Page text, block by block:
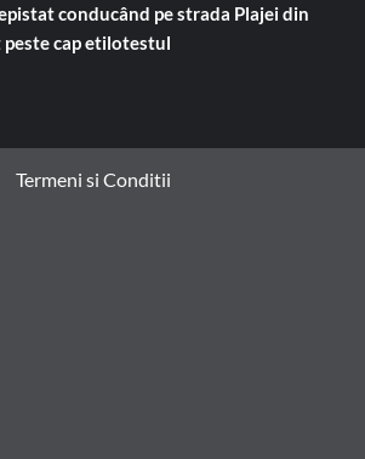
conducând pe strada Plajei din
peste cap etilotestul
Termeni si Conditii